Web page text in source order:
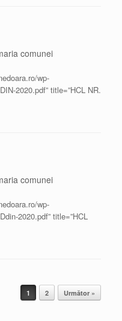
comunei
wp-
2020.pdf” title=”HCL NR.
comunei
wp-
2020.pdf” title=”HCL
1 2 Următor »